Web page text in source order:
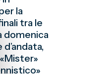
la
tra le
domenica